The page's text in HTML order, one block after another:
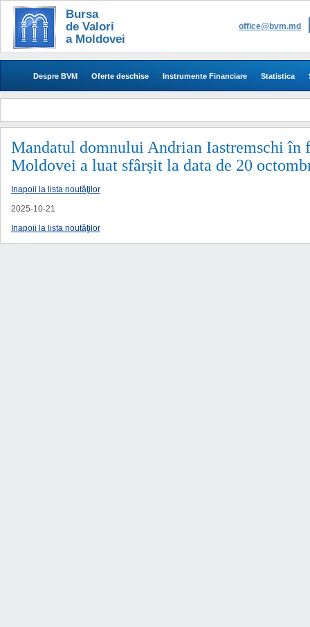
Bursa
de Valori
a Moldovei
office@bvm.md
Despre BVM Oferte deschise Instrumente Financiare Statistica
Mandatul domnului Andrian Iastremschi în
Moldovei a luat sfârșit la data de 20
Inapoii la lista noutăţilor
2025-10-21
Inapoii la lista noutăţilor